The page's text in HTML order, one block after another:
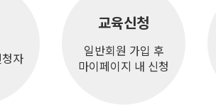
자
교육신청
일반회원 가입 후
마이페이지 내 신청